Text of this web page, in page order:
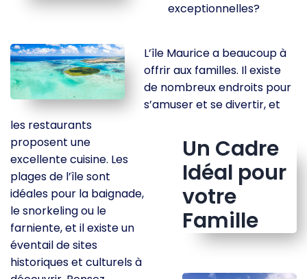
exceptionnelles?
Un Cadre
Idéal pour
votre
Famille
L’île Maurice a beaucoup à
offrir aux familles. Il existe
de nombreux endroits pour
s’amuser et se divertir, et
les restaurants
proposent une
excellente cuisine. Les
plages de l’île sont
idéales pour la baignade,
le snorkeling ou le
farniente, et il existe un
éventail de sites
historiques et culturels à